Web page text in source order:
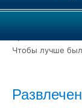
Лучик - ты,
Чтобы лучше